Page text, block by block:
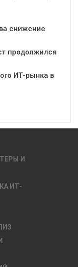
снижение
продолжился
ИТ-рынка в
И
ИТ-